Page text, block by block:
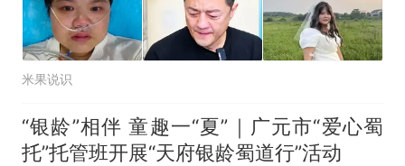
米果说识
“银龄”相伴 童趣一“夏”｜广元市“爱心蜀
托”托管班开展“天府银龄蜀道行”活动